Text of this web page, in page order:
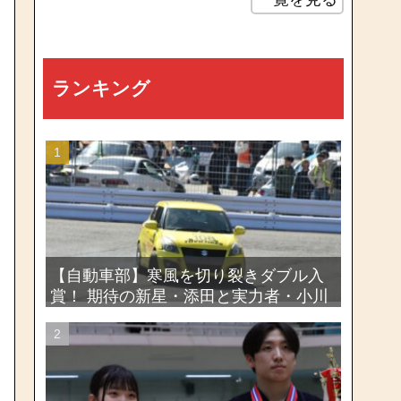
ランキング
【自動車部】寒風を切り裂きダブル入
賞！ 期待の新星・添田と実力者・小川
大会2026